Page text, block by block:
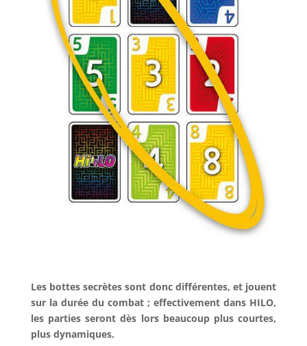
Les bottes secrètes sont donc différentes, et jouent
sur la durée du combat ; effectivement dans HILO,
les parties seront dès lors beaucoup plus courtes,
plus dynamiques.